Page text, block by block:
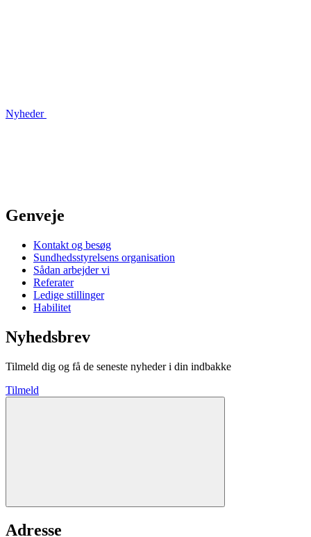
Nyheder
Genveje
Kontakt og besøg
Sundhedsstyrelsens organisation
Sådan arbejder vi
Referater
Ledige stillinger
Habilitet
Nyhedsbrev
Tilmeld dig og få de seneste nyheder i din indbakke
Tilmeld
Adresse